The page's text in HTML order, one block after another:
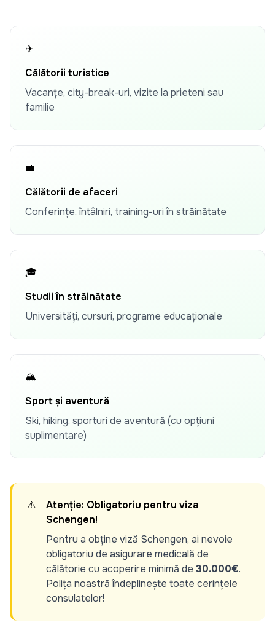
✈️
Călătorii turistice
Vacanțe, city-break-uri, vizite la prieteni sau
familie
💼
Călătorii de afaceri
Conferințe, întâlniri, training-uri în străinătate
🎓
Studii în străinătate
Universități, cursuri, programe educaționale
🏔️
Sport și aventură
Ski, hiking, sporturi de aventură (cu opțiuni
suplimentare)
⚠️
Atenție: Obligatoriu pentru viza
Schengen!
Pentru a obține viză Schengen, ai nevoie
obligatoriu de asigurare medicală de
călătorie cu acoperire minimă de 30.000€.
Polița noastră îndeplinește toate cerințele
consulatelor!